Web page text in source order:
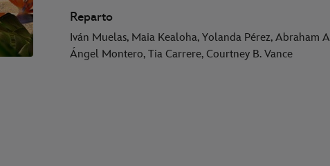
Reparto
Iván Muelas, Maia Kealoha, Yolanda Pérez,
Ángel Montero, Tia Carrere, Courtney B. Vance